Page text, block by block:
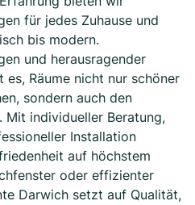
für jedes Zuhause und
bis modern.
und herausragender
es, Räume nicht nur schöner
sondern auch den
individueller Beratung,
Installation
auf höchstem
oder effizienter
Darwich setzt auf Qualität,